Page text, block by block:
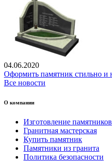
04.06.2020
Оформить памятник стильно
Все новости
О компании
Изготовление памятников
Гранитная мастерская
Купить памятник
Памятники из гранита
Политика безопасности